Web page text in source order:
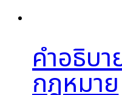
คำอธิบา
กฎหมาย